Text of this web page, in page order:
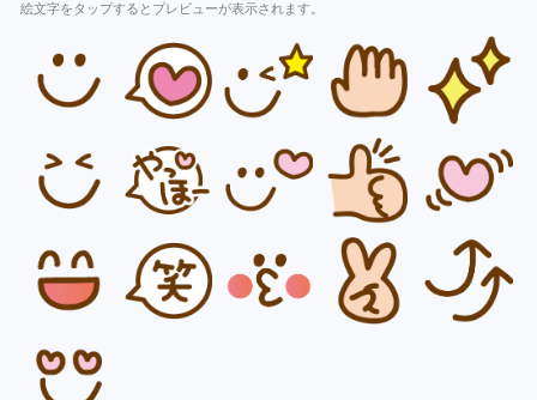
絵文字をタップするとプレビューが表示されます。